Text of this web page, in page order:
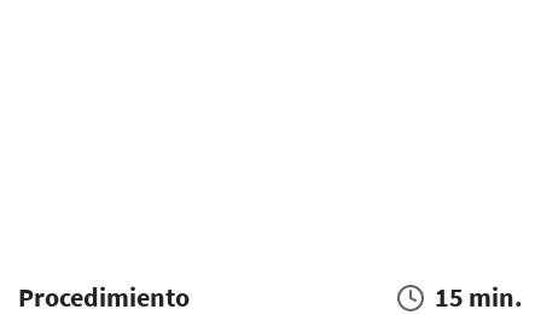
Procedimiento 15 min.